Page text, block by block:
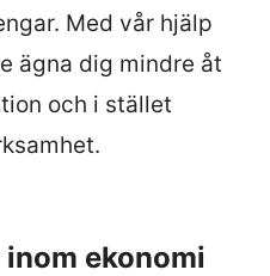
Med vår hjälp
ägna dig mindre åt
och i stället
ekonomi